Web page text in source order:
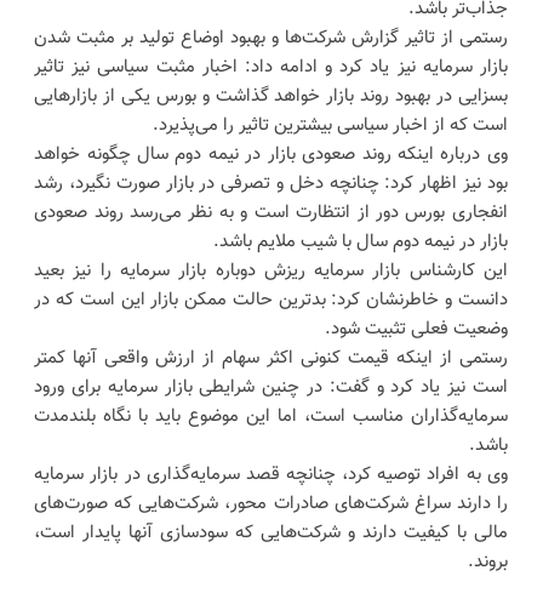
جذاب‌تر باشد.
رستمی از تاثیر گزارش شرکت‌ها و بهبود اوضاع تولید بر مثبت شدن
بازار سرمایه نیز یاد کرد و ادامه داد: اخبار مثبت سیاسی نیز تاثیر
بسزایی در بهبود روند بازار خواهد گذاشت و بورس یکی از بازارهایی
است که از اخبار سیاسی بیشترین تاثیر را می‌پذیرد.
وی درباره اینکه روند صعودی بازار در نیمه دوم سال چگونه خواهد
بود نیز اظهار کرد: چنانچه دخل و تصرفی در بازار صورت نگیرد، رشد
انفجاری بورس دور از انتظارت است و به نظر می‌رسد روند صعودی
بازار در نیمه دوم سال با شیب ملایم باشد.
این کارشناس بازار سرمایه ریزش دوباره بازار سرمایه را نیز بعید
دانست و خاطرنشان کرد: بدترین حالت ممکن بازار این است که در
وضعیت فعلی تثبیت شود.
رستمی از اینکه قیمت کنونی اکثر سهام از ارزش واقعی آنها کمتر
است نیز یاد کرد و گفت: در چنین شرایطی بازار سرمایه برای ورود
سرمایه‌گذاران مناسب است، اما این موضوع باید با نگاه بلندمدت
باشد.
وی به افراد توصیه کرد، چنانچه قصد سرمایه‌گذاری در بازار سرمایه
را دارند سراغ شرکت‌های صادرات محور، شرکت‌هایی که صورت‌های
مالی با کیفیت دارند و شرکت‌هایی که سودسازی آنها پایدار است،
بروند.